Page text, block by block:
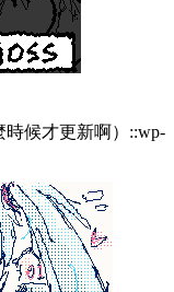
時候才更新啊）::wp-